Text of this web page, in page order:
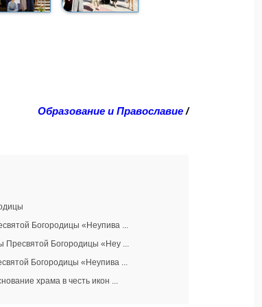
Образование и Православие/
Богородицы «Неупива ...
Пресвятой Богородицы «Неу ...
Богородицы «Неупива ...
храма в честь икон ...